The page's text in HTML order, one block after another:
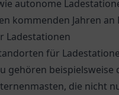
autonome
kommenden Jahren
Ladestationen
für
gehören
die nicht